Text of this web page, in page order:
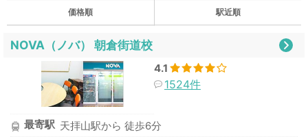
価格順 駅近順
NOVA（ノバ） 朝倉街道校
4.1
1524件
最寄駅 天拝山駅から 徒歩6分